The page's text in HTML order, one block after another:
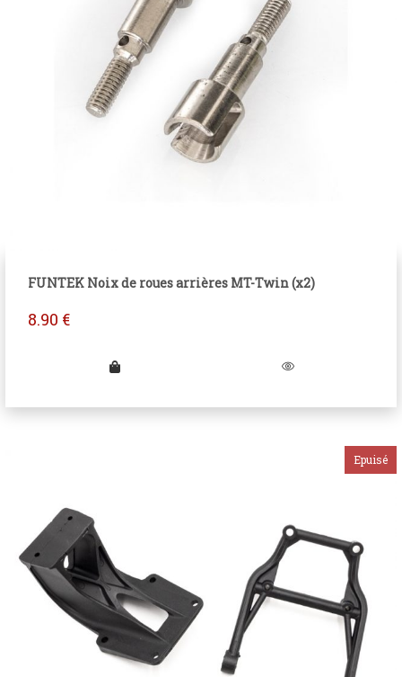
FUNTEK Noix de roues arrières MT-Twin (x2)
8.90 €